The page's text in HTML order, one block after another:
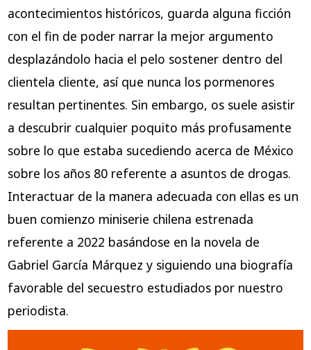
acontecimientos históricos, guarda alguna ficción
con el fin de poder narrar la mejor argumento
desplazándolo hacia el pelo sostener dentro del
clientela cliente, así que nunca los pormenores
resultan pertinentes. Sin embargo, os suele asistir
a descubrir cualquier poquito más profusamente
sobre lo que estaba sucediendo acerca de México
sobre los años 80 referente a asuntos de drogas.
Interactuar de la manera adecuada con ellas es un
buen comienzo miniserie chilena estrenada
referente a 2022 basándose en la novela de
Gabriel García Márquez y siguiendo una biografía
favorable del secuestro estudiados por nuestro
periodista.